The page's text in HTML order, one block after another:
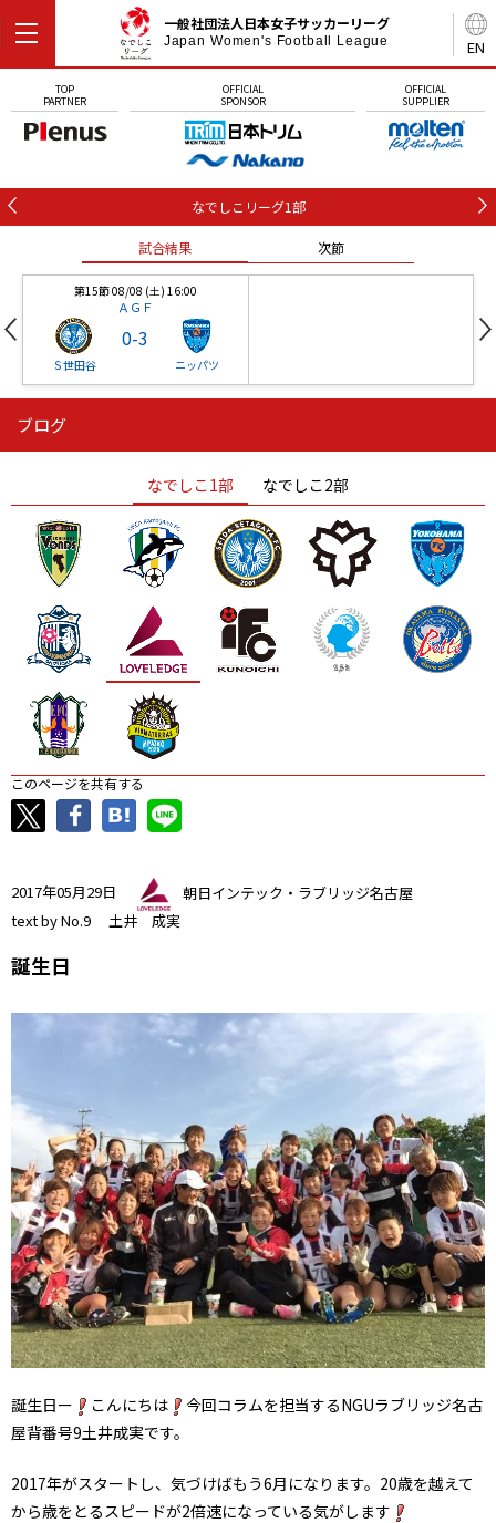
EN
一般社団法人日本女子サッカーリーグ
Japan Women's Football League
TOP
PARTNER
OFFICIAL
SPONSOR
OFFICIAL
SUPPLIER
なでしこリーグ1部
試合結果 次節
第15節 08/08 (土) 16:00
ＡＧＦ
Ｓ世田谷
0-3
ニッパツ
ニッパツ
ニッパツ 名古屋
石人の星
静岡 愛媛Ｌ
ブログ
なでしこ1部 なでしこ2部
このページを共有する
2017年05月29日
朝日インテック・ラブリッジ名古屋
text by No.9 土井 成実
誕生日
誕生日ー こんにちは
今回コラムを担当するNGUラブリッジ名古
屋背番号9土井成実です。
2017年がスタートし、気づけばもう6月になります。20歳を越えて
から歳をとるスピードが2倍速になっている気がします